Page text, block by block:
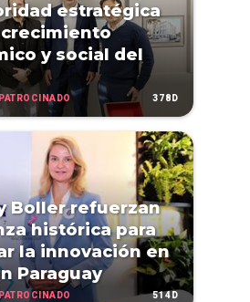
estratégica
y social del
PATROCINADO 378D
Boller refuerzan
histórica para
la innovación en
Paraguay
PATROCINADO 514D